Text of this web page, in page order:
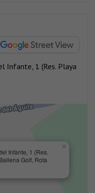
Infante, 1 (Res. Playa
Infante, 1 (Res.
Golf, Rota
×